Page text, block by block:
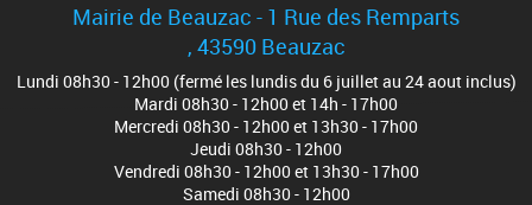
Mairie de Beauzac - 1 Rue des Remparts
, 43590 Beauzac
Lundi 08h30 - 12h00 (fermé les lundis du 6 juillet au 24 aout inclus)
Mardi 08h30 - 12h00 et 14h - 17h00
Mercredi 08h30 - 12h00 et 13h30 - 17h00
Jeudi 08h30 - 12h00
Vendredi 08h30 - 12h00 et 13h30 - 17h00
Samedi 08h30 - 12h00